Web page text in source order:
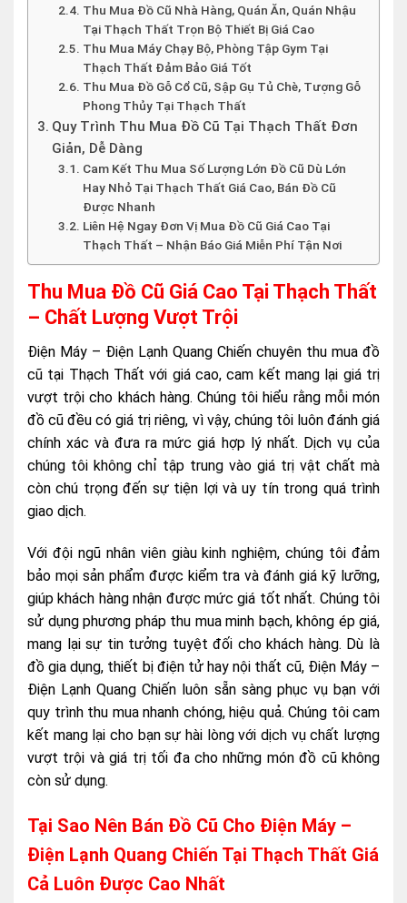
Thu Mua Đồ Cũ Nhà Hàng, Quán Ăn, Quán Nhậu
Tại Thạch Thất Trọn Bộ Thiết Bị Giá Cao
Thu Mua Máy Chạy Bộ, Phòng Tập Gym Tại
Thạch Thất Đảm Bảo Giá Tốt
Thu Mua Đồ Gỗ Cổ Cũ, Sập Gụ Tủ Chè, Tượng Gỗ
Phong Thủy Tại Thạch Thất
Quy Trình Thu Mua Đồ Cũ Tại Thạch Thất Đơn
Giản, Dễ Dàng
Cam Kết Thu Mua Số Lượng Lớn Đồ Cũ Dù Lớn
Hay Nhỏ Tại Thạch Thất Giá Cao, Bán Đồ Cũ
Được Nhanh
Liên Hệ Ngay Đơn Vị Mua Đồ Cũ Giá Cao Tại
Thạch Thất – Nhận Báo Giá Miễn Phí Tận Nơi
Thu Mua Đồ Cũ Giá Cao Tại Thạch Thất
– Chất Lượng Vượt Trội
Điện Máy – Điện Lạnh Quang Chiến chuyên thu mua đồ
cũ tại Thạch Thất với giá cao, cam kết mang lại giá trị
vượt trội cho khách hàng. Chúng tôi hiểu rằng mỗi món
đồ cũ đều có giá trị riêng, vì vậy, chúng tôi luôn đánh giá
chính xác và đưa ra mức giá hợp lý nhất. Dịch vụ của
chúng tôi không chỉ tập trung vào giá trị vật chất mà
còn chú trọng đến sự tiện lợi và uy tín trong quá trình
giao dịch.
Với đội ngũ nhân viên giàu kinh nghiệm, chúng tôi đảm
bảo mọi sản phẩm được kiểm tra và đánh giá kỹ lưỡng,
giúp khách hàng nhận được mức giá tốt nhất. Chúng tôi
sử dụng phương pháp thu mua minh bạch, không ép giá,
mang lại sự tin tưởng tuyệt đối cho khách hàng. Dù là
đồ gia dụng, thiết bị điện tử hay nội thất cũ, Điện Máy –
Điện Lạnh Quang Chiến luôn sẵn sàng phục vụ bạn với
quy trình thu mua nhanh chóng, hiệu quả. Chúng tôi cam
kết mang lại cho bạn sự hài lòng với dịch vụ chất lượng
vượt trội và giá trị tối đa cho những món đồ cũ không
còn sử dụng.
Tại Sao Nên Bán Đồ Cũ Cho Điện Máy –
Điện Lạnh Quang Chiến Tại Thạch Thất Giá
Cả Luôn Được Cao Nhất